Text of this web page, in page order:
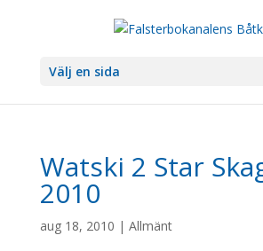
Välj en sida
Watski 2 Star
2010
aug 18, 2010 | Allmänt